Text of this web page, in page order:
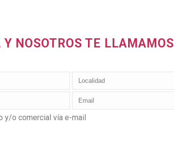
Y NOSOTROS TE LLAMAMOS
y/o comercial vía e-mail